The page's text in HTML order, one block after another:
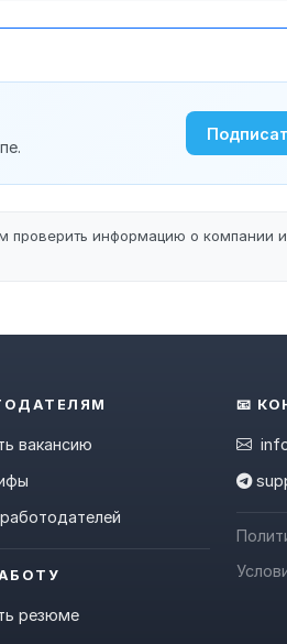
проверить информацию о компании
вакансию
резюме
📧